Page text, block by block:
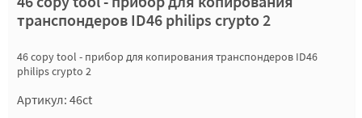
транспондеров ID46 philips crypto 2
46 copy tool - прибор для копирования транспондеров ID46
philips crypto 2
Артикул: 46ct